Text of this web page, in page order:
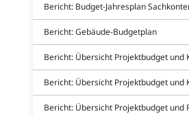
Bericht: Budget-Jahresplan
Bericht: Gebäude-Budgetplan
Bericht: Übersicht Projektbudget und
Bericht: Übersicht Projektbudget und
Bericht: Übersicht Projektbudget und